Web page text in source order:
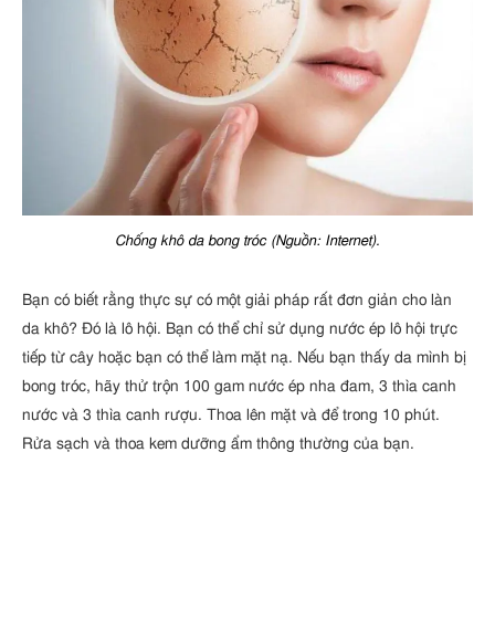
Chống khô da bong tróc (Nguồn: Internet).
Bạn có biết rằng thực sự có một giải pháp rất đơn giản cho làn
da khô? Đó là lô hội. Bạn có thể chỉ sử dụng nước ép lô hội trực
tiếp từ cây hoặc bạn có thể làm mặt nạ. Nếu bạn thấy da mình bị
bong tróc, hãy thử trộn 100 gam nước ép nha đam, 3 thìa canh
nước và 3 thìa canh rượu. Thoa lên mặt và để trong 10 phút.
Rửa sạch và thoa kem dưỡng ẩm thông thường của bạn.